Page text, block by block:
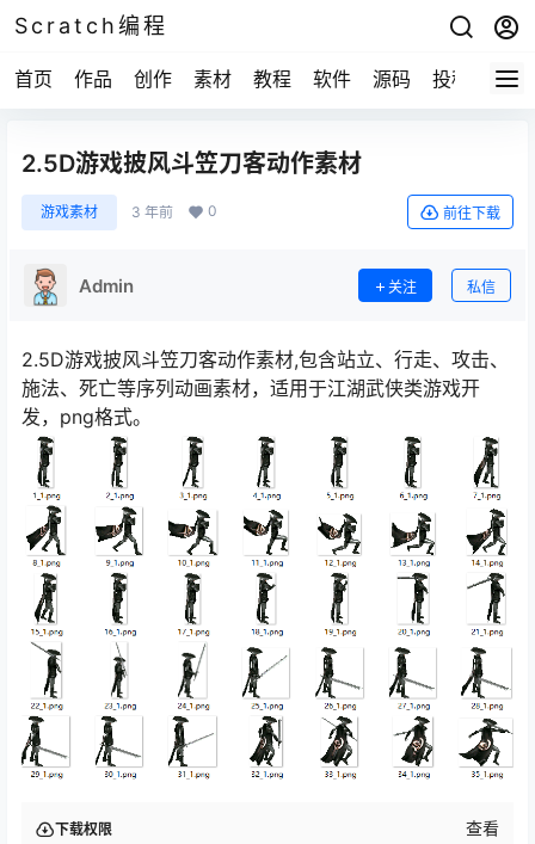
Scratch编程
首页 作品 创作 素材 教程 软件 源码 投稿 关于
2.5D游戏披风斗笠刀客动作素材
游戏素材 3 年前 0 前往下载
Admin 关注 私信
2.5D游戏披风斗笠刀客动作素材,包含站立、行走、攻击、
施法、死亡等序列动画素材，适用于江湖武侠类游戏开
发，png格式。
下载权限 查看